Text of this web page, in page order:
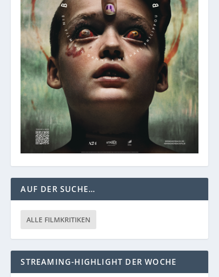
AUF DER SUCHE…
ALLE FILMKRITIKEN
STREAMING-HIGHLIGHT DER WOCHE